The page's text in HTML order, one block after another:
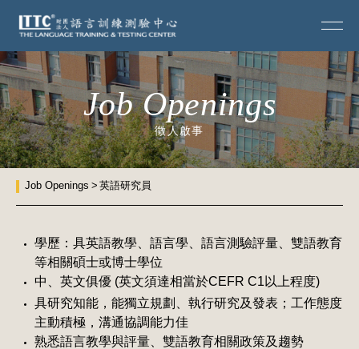
Job Openings
徵人啟事
Job Openings 英語研究員
學歷：具英語教學、語言學、語言測驗評量、雙語教育
等相關碩士或博士學位
中、英文俱優 (英文須達相當於CEFR C1以上程度)
具研究知能，能獨立規劃、執行研究及發表；工作態度
主動積極，溝通協調能力佳
熟悉語言教學與評量、雙語教育相關政策及趨勢